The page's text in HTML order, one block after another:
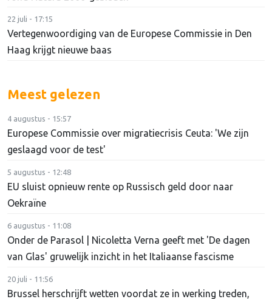
22 juli - 17:15
Vertegenwoordiging van de Europese Commissie in Den
Haag krijgt nieuwe baas
Meest gelezen
4 augustus - 15:57
Europese Commissie over migratiecrisis Ceuta: 'We zijn
geslaagd voor de test'
5 augustus - 12:48
EU sluist opnieuw rente op Russisch geld door naar
Oekraïne
6 augustus - 11:08
Onder de Parasol | Nicoletta Verna geeft met 'De dagen
van Glas' gruwelijk inzicht in het Italiaanse fascisme
20 juli - 11:56
Brussel herschrijft wetten voordat ze in werking treden,